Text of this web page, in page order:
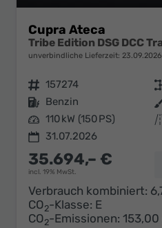
Cupra Ateca
Tribe Edition DSG DCC
unverbindliche Lieferzeit: 23.09.2026
Fahrzeugnr. 157274
Kraftstoff Benzin
Leistung 110 kW (150 PS)
31.07.2026
35.694,– €
incl. 19% MwSt.
Verbrauch kombiniert:
CO2-Klasse: E
CO2-Emissionen: